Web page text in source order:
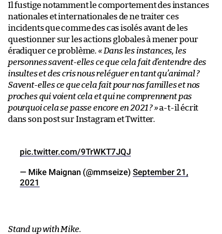
Il fustige notamment le comportement des instances
nationales et internationales de ne traiter ces
incidents que comme des cas isolés avant de les
questionner sur les actions globales à mener pour
éradiquer ce problème. « Dans les instances, les
personnes savent-elles ce que cela fait d’entendre des
insultes et des cris nous reléguer en tant qu’animal ?
Savent-elles ce que cela fait pour nos familles et nos
proches qui voient cela et qui ne comprennent pas
pourquoi cela se passe encore en 2021 ? »a-t-il écrit
dans son post sur Instagram et Twitter.
pic.twitter.com/9TrWKT7JQJ
— Mike Maignan (@mmseize) September 21,
2021
Stand up with Mike.